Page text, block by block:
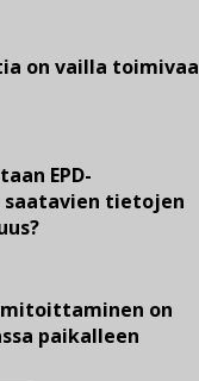
on vailla toimivaa
EPD-
tietojen
on
paikalleen